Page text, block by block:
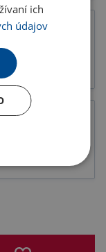
Potlač
ich
údajov